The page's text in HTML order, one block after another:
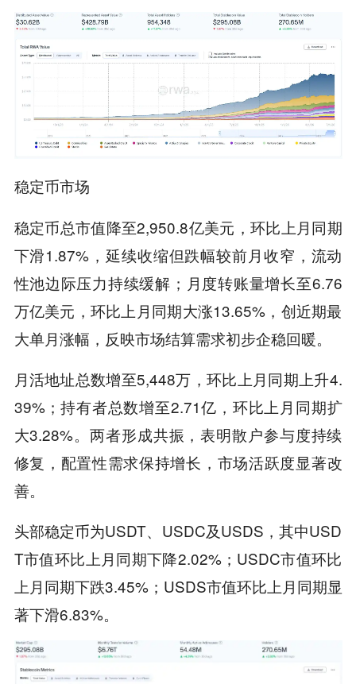
稳定币市场
稳定币总市值降至2,950.8亿美元，环比上月同期
下滑1.87%，延续收缩但跌幅较前月收窄，流动
性池边际压力持续缓解；月度转账量增长至6.76
万亿美元，环比上月同期大涨13.65%，创近期最
大单月涨幅，反映市场结算需求初步企稳回暖。
月活地址总数增至5,448万，环比上月同期上升4.
39%；持有者总数增至2.71亿，环比上月同期扩
大3.28%。两者形成共振，表明散户参与度持续
修复，配置性需求保持增长，市场活跃度显著改
善。
头部稳定币为USDT、USDC及USDS，其中USD
T市值环比上月同期下降2.02%；USDC市值环比
上月同期下跌3.45%；USDS市值环比上月同期显
著下滑6.83%。